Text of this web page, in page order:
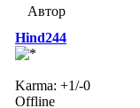
Автор
Hind244
Karma: +1/-0
Offline